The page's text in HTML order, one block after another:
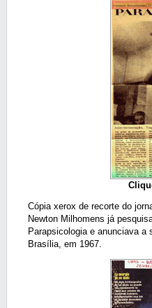
Cópia xerox de recorte do
Newton Milhomens já
Parapsicologia e anunciava
Brasília, em 1967.